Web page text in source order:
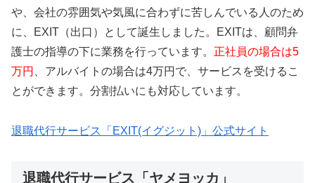
や、会社の雰囲気や気風に合わずに苦しんでいる人のため
に、EXIT（出口）として誕生しました。EXITは、顧問弁
護士の指導の下に業務を行っています。 正社員の場合は5
万円
、アルバイトの場合は4万円で、サービスを受けるこ
とができます。分割払いにも対応しています。
退職代行サービス「EXIT(イグジット)」公式サイト
退職代行サービス「ヤメヨッカ」